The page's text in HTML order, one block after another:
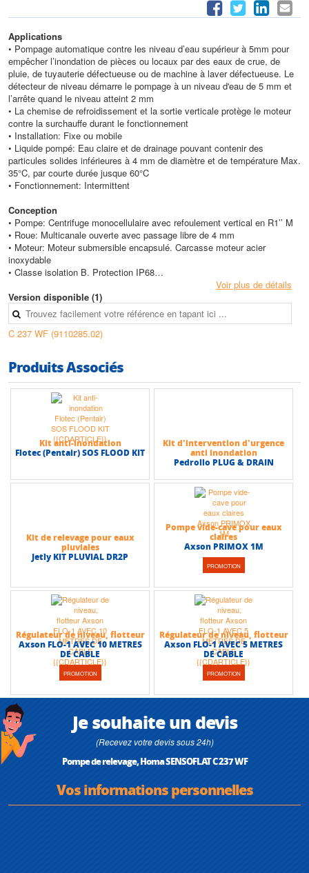
Applications
• Pompage automatique contre les niveau d’eau supérieur à 5mm pour
empêcher l’inondation de pièces ou locaux par des eaux de crue, de
pluie, de tuyauterie défectueuse ou de machine à laver défectueuse. Le
détecteur de niveau démarre le pompage à un niveau d'eau de 5 mm et
l’arrête quand le niveau atteint 2 mm
• La chemise de refroidissement et la sortie verticale protège le moteur
contre la surchauffe durant le fonctionnement
• Installation: Fixe ou mobile
• Liquide pompé: Eau claire et de drainage pouvant contenir des
particules solides inférieures à 4 mm de diamètre et de température Max.
35°C, par courte durée jusque 60°C
• Fonctionnement: Intermittent
Conception
• Pompe: Centrifuge monocellulaire avec refoulement vertical en R1’’ M
• Roue: Multicanale ouverte avec passage libre de 4 mm
• Moteur: Moteur submersible encapsulé. Carcasse moteur acier
inoxydable
• Classe isolation B. Protection IP68
• Arbre / Roulement: Arbre surdimensionné en acier inoxydable,
roulements lubrifiés à vie
• Etanchéité: Triple joints à lèvres
• Protégé par brevet allemand
• Crépine aspiration, Corps de pompe : Résistance à l’usure / Matière
synthetique (composite)
• Roue, Couvercle inférieur : Fibre de verre renforcée
• Elastomere : NBR
Caractéristiques techniques
• Hauteur max (HMT) : 7 m
• Débit max : 5,5 m3/h
Voir plus de détails
Version disponible (1)
C 237 WF (9110285.02)
Produits Associés
Kit anti-inondation
Flotec (Pentair) SOS FLOOD KIT
Kit d'intervention d'urgence
anti inondation
Pedrollo PLUG & DRAIN
Kit de relevage pour eaux
pluviales
Jetly KIT PLUVIAL DR2P
PROMOTION
Pompe vide-cave pour eaux
claires
Axson PRIMOX 1M
PROMOTION
Régulateur de niveau, flotteur
Axson FLO-1 AVEC 10 METRES
DE CABLE
PROMOTION
Régulateur de niveau, flotteur
Axson FLO-1 AVEC 5 METRES
DE CABLE
Je souhaite un devis
(Recevez votre devis sous 24h)
Pompe de relevage, Homa SENSOFLAT C 237 WF
Vos informations personnelles